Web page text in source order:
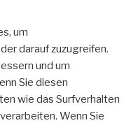
um
darauf zuzugreifen.
und um
Sie diesen
wie das Surfverhalten
Wenn Sie